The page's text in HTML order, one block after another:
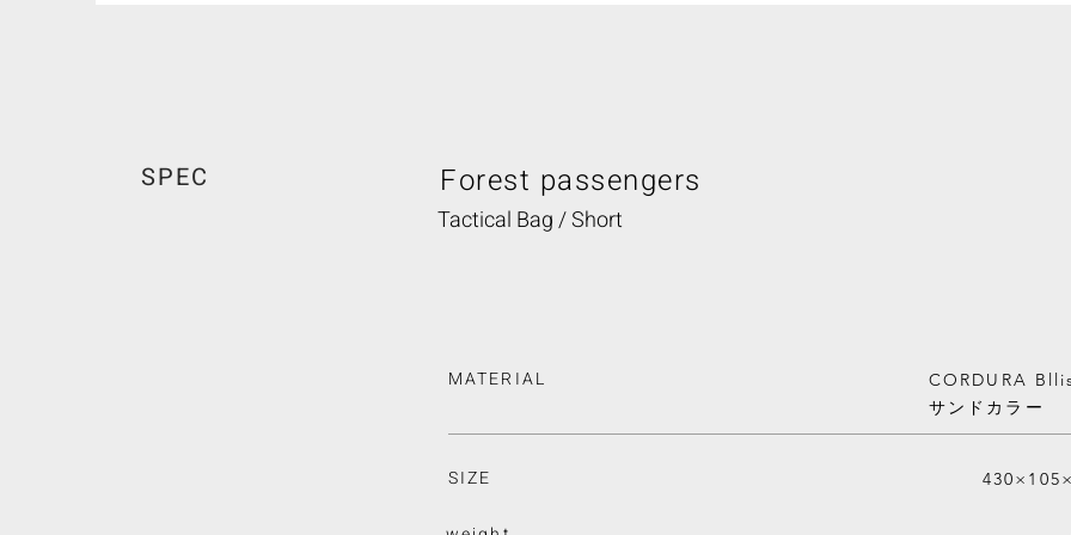
SPEC Forest passengers
Tactical Bag / Short
MATERIAL
CORDURA
​サンドカラー
SIZE